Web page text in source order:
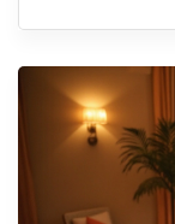
objevit nové
maximálně
výkonných